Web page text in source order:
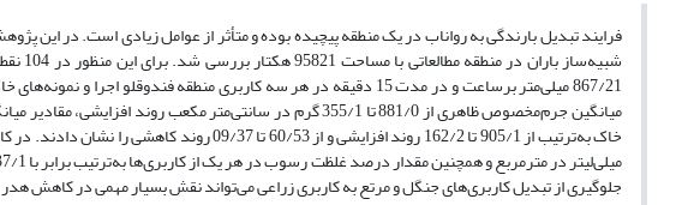
فرایند تبدیل بارندگی به رواناب در یک منطقه پیچیده بوده و متأثر از عوامل زیادی است. در این
867/21 میلی‌متر برساعت و در مدت 15 دقیقه در هر سه کاربری منطقه‌
میانگین جرم‌مخصوص ظاهری از 881/0 تا 355/1 گرم در سانتی‌متر
جلوگیری از تبدیل کاربری‌های جنگل و مرتع به کاربری زراعی می‌تواند نقش بسیار مهمی در کاهش